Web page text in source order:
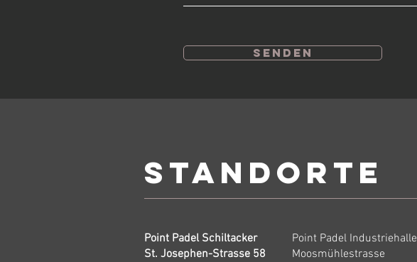
Senden
Standorte
Point Padel Schiltacker
St. Josephen-Strasse 58
Point Padel Industriehalle
Moosmühlestrasse